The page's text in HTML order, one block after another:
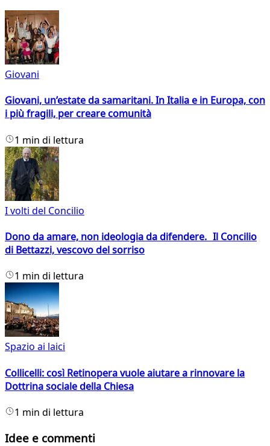
Giovani
Giovani, un’estate da samaritani. In Italia e in Europa, con
i più fragili, per creare comunità
1 min di lettura
I volti del Concilio
Dono da amare, non ideologia da difendere. Il Concilio
di Bettazzi, vescovo del sorriso
1 min di lettura
Spazio ai laici
Collicelli: così Retinopera vuole aiutare a rinnovare la
Dottrina sociale della Chiesa
1 min di lettura
Idee e commenti